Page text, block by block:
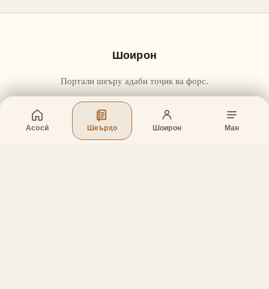
Асосӣ Шеърҳо Шоирон Ман
Шоирон
Портали шеъру адаби тоҷик ва форс.